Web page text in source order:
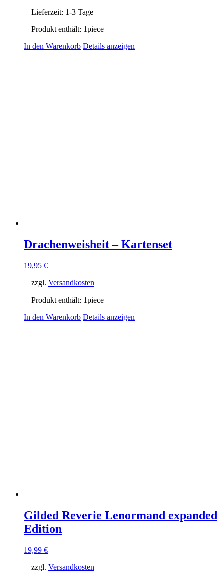
Lieferzeit: 1-3 Tage
Produkt enthält: 1piece
In den Warenkorb Details anzeigen
Drachenweisheit – Kartenset
19,95 €
zzgl. Versandkosten
Produkt enthält: 1piece
In den Warenkorb Details anzeigen
Gilded Reverie Lenormand expanded
Edition
19,99 €
zzgl. Versandkosten